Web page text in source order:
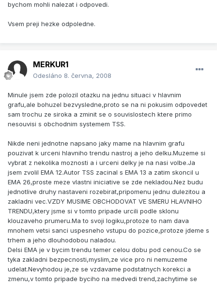
bychom mohli nalezat i odpovedi.
Vsem preji hezke odpoledne.
MERKUR1
Odesláno 8. června, 2008
Minule jsem zde polozil otazku na jednu situaci v hlavnim
grafu,ale bohuzel bezvysledne,proto se na ni pokusim odpovedet
sam trochu ze siroka a zminit se o souvislostech ktere primo
nesouvisi s obchodnim systemem TSS.
Nikde neni jednotne napsano jaky mame na hlavnim grafu
pouzivat k urceni hlavniho trendu nastroj a jeho delku.Muzeme si
vybrat z nekolika moznosti a i urceni delky je na nasi volbe.Ja
jsem zvolil EMA 12.Autor TSS zacinal s EMA 13 a zatim skoncil u
EMA 26,proste meze vlastni iniciative se zde nekladou.Nez budu
jednotlive druhy nastaveni rozebirat,pripomenu jednu dulezitou a
zakladni vec.VZDY MUSIME OBCHODOVAT VE SMERU HLAVNIHO
TRENDU,ktery jsme si v tomto pripade urcili podle sklonu
klouzaveho prumeru.Ma to svoji logiku,protoze to nam dava
mnohem vetsi sanci uspesneho vstupu do pozice,protoze jdeme s
trhem a jeho dlouhodobou naladou.
Delsi EMA je v bycim trendu temer celou dobu pod cenou.Co se
tyka zakladni bezpecnosti,myslim,ze vice pro ni nemuzeme
udelat.Nevyhodou je,ze se vzdavame podstatnych korekci a
zmenu,v tomto pripade byciho na medvedi trend,zachytime se